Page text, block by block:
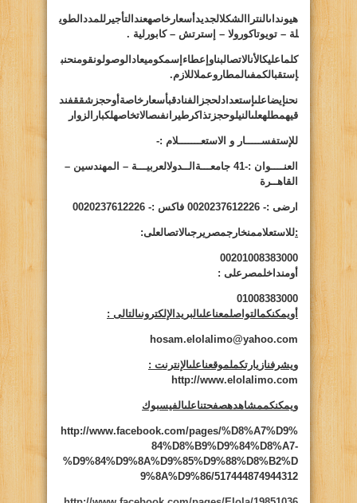
هيونداىالنتراالشكلالجديدأسعارخاصهعندالتأجيرللمددالطوي
لة – تويوتاكورولا – إسترتش – كابورلية .
كلماعليكالأنالاتصالبناوإعطاءإسمكوميعادالوصولونقومنحنب
إستقبالكمفىالمطاروعملاللازم.
نحنإيضاعلىإستعدادلحجزالفنادقبأسعارخاصةأوحجزشققفند
قيهمطلهعلىالنيلوحجزتذاكرطيرانفىصالاتخاصهلكبارالزوار
للإستفســـــار و الاستعـــــــلام :-
العنــــوان :-41 جامعـــةالــدولالعربيـــة – المهندسين –
القاهــرة
ارضى :- 0020237612226 فاكس :- 0020237612226
:للاستعلاممنخارجمصريرجىالاتصالعلى:
00201008383000
أومنداخلمصرعلى :
01008383000
أويمكنكمالتواصلمعناعلىالبريدالإلكترونىالتالى :
hosam.elolalimo@yahoo.com
ويشرفنازيارتكملموقعناعلىالإنترنت :
http://www.elolalimo.com
ويمكنكممشاهدهصفحتناعلىالفيسبوك
http://www.facebook.com/pages/%D8%A7%D9%
84%D8%B9%D9%84%D8%A7-
%D9%84%D9%8A%D9%85%D9%88%D8%B2%D
9%8A%D9%86/517444874944312